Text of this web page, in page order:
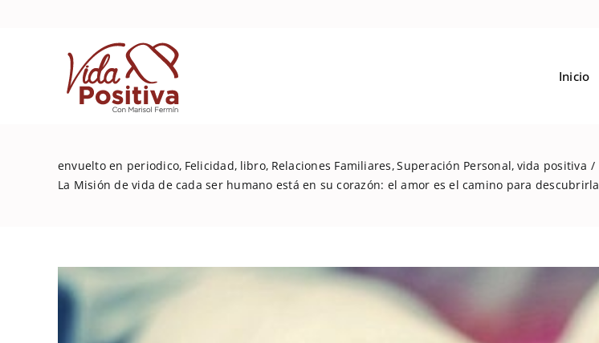
Inicio
envuelto en periodico Felicidad libro Relaciones Familiares Superación Personal vida positiva
La Misión de vida de cada ser humano está en su corazón: el amor es el camino para descubrirla